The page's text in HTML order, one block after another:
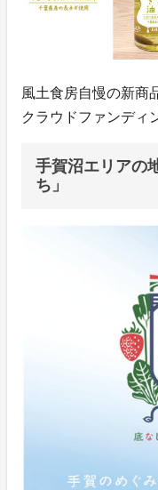
風土食房自慢の新商
クラウドファンディ
手賀沼エリアの
ち」